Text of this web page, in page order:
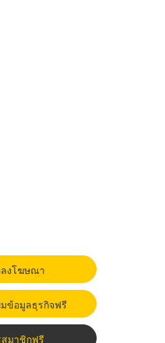
งโฆษณา
ข้อมูลธุรกิจฟรี
มาชิกฟรี